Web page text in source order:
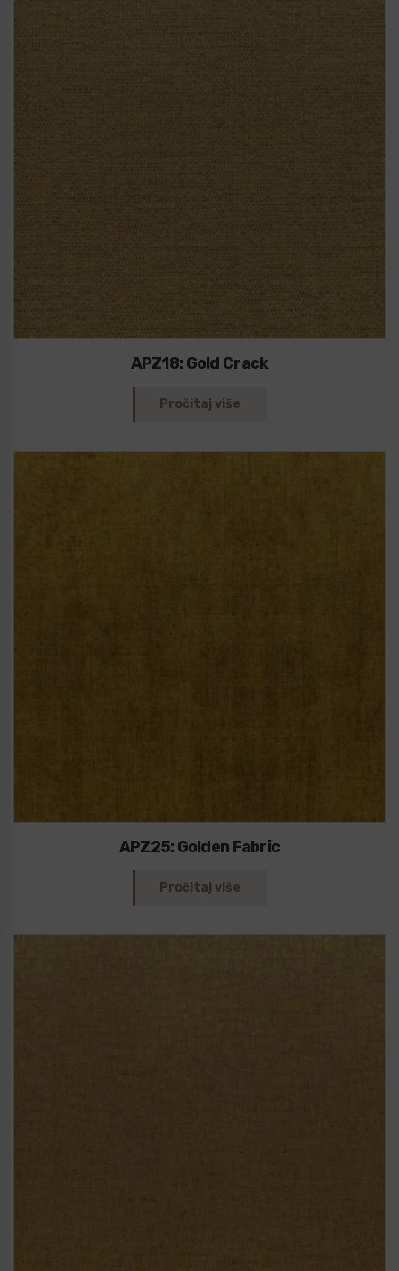
APZ18: Gold Crack
Pročitaj više
APZ25: Golden Fabric
Pročitaj više